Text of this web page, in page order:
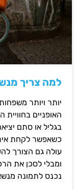
למה צריך
יותר ויותר
האופניים
בגליל או סתם
כשאפשר לקחת
עולה גם הצורך
ומבלי לסכן את
נכנס לתמונה מנשא